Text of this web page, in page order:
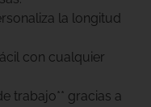
la longitud
con cualquier
trabajo** gracias a